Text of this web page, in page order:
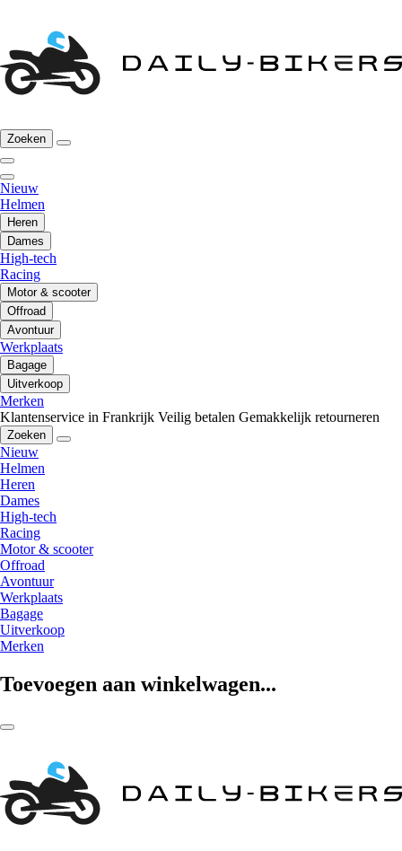
Zoeken
Nieuw
Helmen
Heren
Dames
High-tech
Racing
Motor & scooter
Offroad
Avontuur
Werkplaats
Bagage
Uitverkoop
Merken
Klantenservice in Frankrijk Veilig betalen Gemakkelijk retourneren
Zoeken
Nieuw
Helmen
Heren
Dames
High-tech
Racing
Motor & scooter
Offroad
Avontuur
Werkplaats
Bagage
Uitverkoop
Merken
Toevoegen aan winkelwagen...